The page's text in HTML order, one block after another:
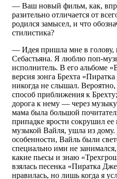
— Ваш новый фильм, как,
разительно отличается от
родился замысел, и что
стилистика?
— Идея пришла мне в голову,
Себастьяна. Я люблю поп-
исполнитель. В его альбоме
версия зонга Брехта
никогда не слышал.
способ приближения к
дорога к нему — через
мама была большой
припадке ярости сокрушил
музыкой Вайля, ушла из дому.
особенности, Вайль были
специально ими не
какие пьесы и знаю
взялась песенка «Пиратка
нравилась, но лишь когда я